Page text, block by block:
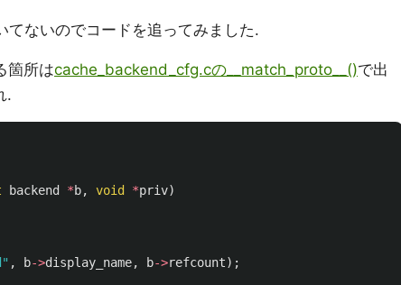
てないのでコードを追ってみました.
箇所はcache_backend_cfg.cの__match_proto__()で出
.
backend *b, void *priv)
, b->display_name, b->refcount);